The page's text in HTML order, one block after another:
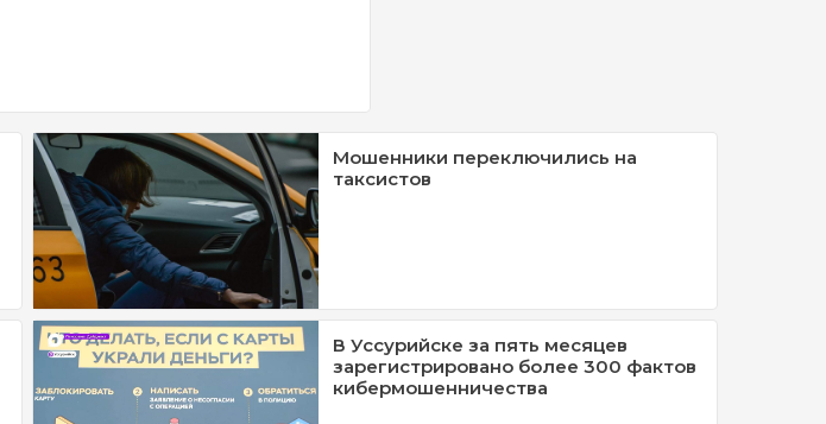
Мошенники переключились на
таксистов
В Уссурийске за пять месяцев
зарегистрировано более 300 фактов
кибермошенничества